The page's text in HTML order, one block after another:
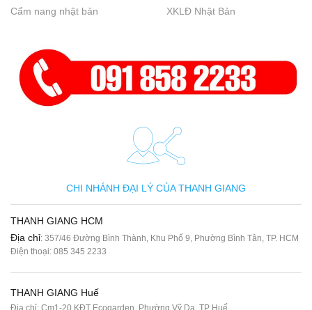
Cẩm nang nhật bản XKLĐ Nhật Bản
CHI NHÁNH ĐẠI LÝ CỦA THANH GIANG
THANH GIANG HCM
Địa chỉ: 357/46 Đường Bình Thành, Khu Phố 9, Phường Bình Tân, TP. HCM
Điện thoại: 085 345 2233
THANH GIANG Huế